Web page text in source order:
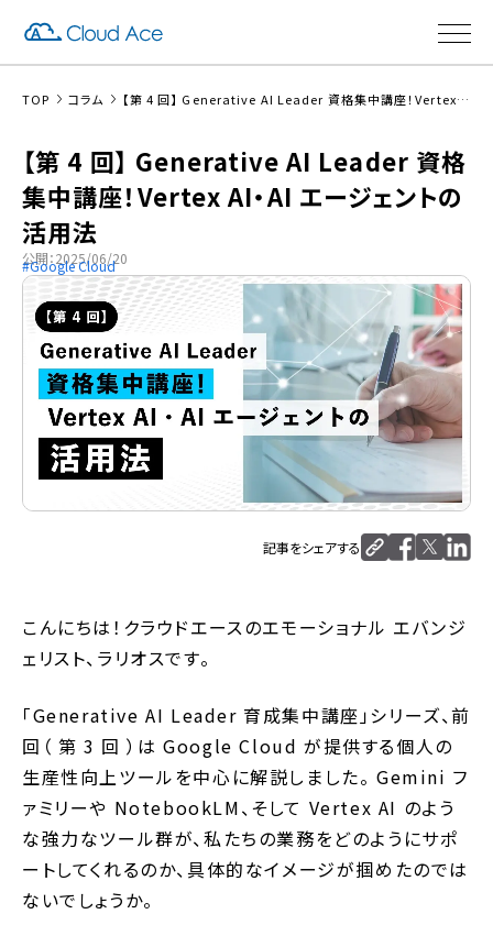
TOP コラム 【第 4 回】 Generative AI Leader 資格集中講座！Vertex AI・AI エージェントの活用法
【第 4 回】 Generative AI Leader 資格
集中講座！Vertex AI・AI エージェントの
活用法
公開：2025/06/20
Google Cloud
記事をシェアする
こんにちは！クラウドエースのエモーショナル エバンジ
ェリスト、ラリオスです。
「Generative AI Leader 育成集中講座」シリーズ、前
回（ 第 3 回 ）は Google Cloud が提供する個人の
生産性向上ツールを中心に解説しました。 Gemini フ
ァミリーや NotebookLM、そして Vertex AI のよう
な強力なツール群が、私たちの業務をどのようにサポ
ートしてくれるのか、具体的なイメージが掴めたのでは
ないでしょうか。